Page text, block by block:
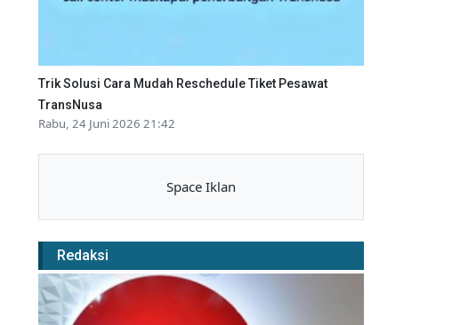
Trik Solusi Cara Mudah Reschedule Tiket Pesawat
TransNusa
Rabu, 24 Juni 2026 21:42
Space Iklan
Redaksi